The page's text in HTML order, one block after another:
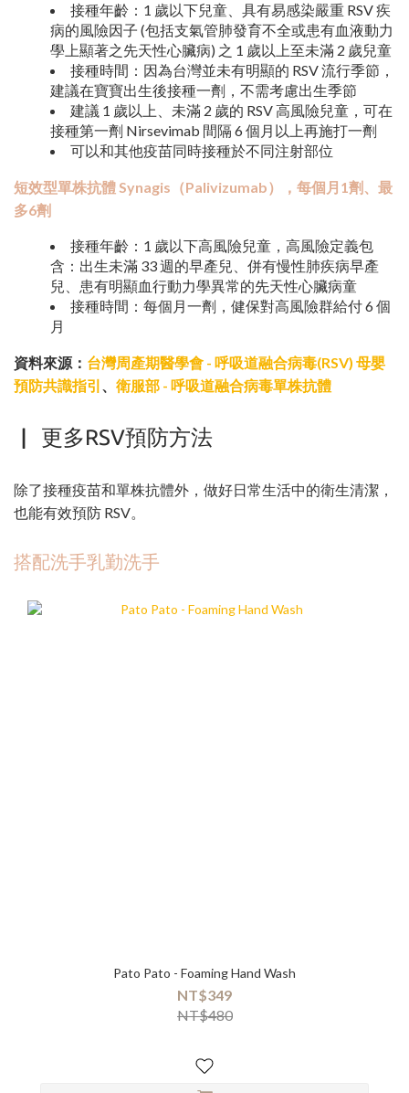
接種年齡：1 歲以下兒童、具有易感染嚴重 RSV 疾
病的風險因子 (包括支氣管肺發育不全或患有血液動力
學上顯著之先天性心臟病) 之 1 歲以上至未滿 2 歲兒童
接種時間：因為台灣並未有明顯的 RSV 流行季節，
建議在寶寶出生後接種一劑，不需考慮出生季節
建議 1 歲以上、未滿 2 歲的 RSV 高風險兒童，可在
接種第一劑 Nirsevimab 間隔 6 個月以上再施打一劑
可以和其他疫苗同時接種於不同注射部位
短效型單株抗體 Synagis（Palivizumab），每個月1劑、最
多6劑
接種年齡：1 歲以下高風險兒童，高風險定義包
含：出生未滿 33 週的早產兒、併有慢性肺疾病早產
兒、患有明顯血行動力學異常的先天性心臟病童
接種時間：每個月一劑，健保對高風險群給付 6 個
月
資料來源： 台灣周產期醫學會 - 呼吸道融合病毒(RSV) 母嬰
預防共識指引、 衛服部 - 呼吸道融合病毒單株抗體
▏ 更多RSV預防方法
除了接種疫苗和單株抗體外，做好日常生活中的衛生清潔，
也能有效預防 RSV。
搭配洗手乳勤洗手
Pato Pato - Foaming Hand Wash
NT$349
NT$480